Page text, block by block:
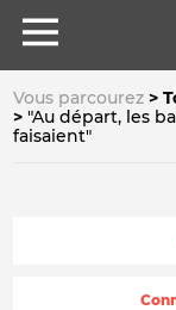
Vous parcourez
"Au départ, les
faisaient"